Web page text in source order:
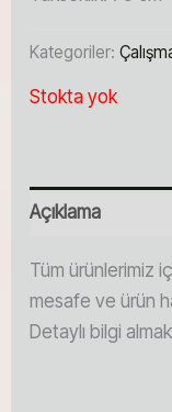
Kategoriler:
Stokta yok
Açıklama
Tüm ürünlerimiz
mesafe ve ürün
Detaylı bilgi